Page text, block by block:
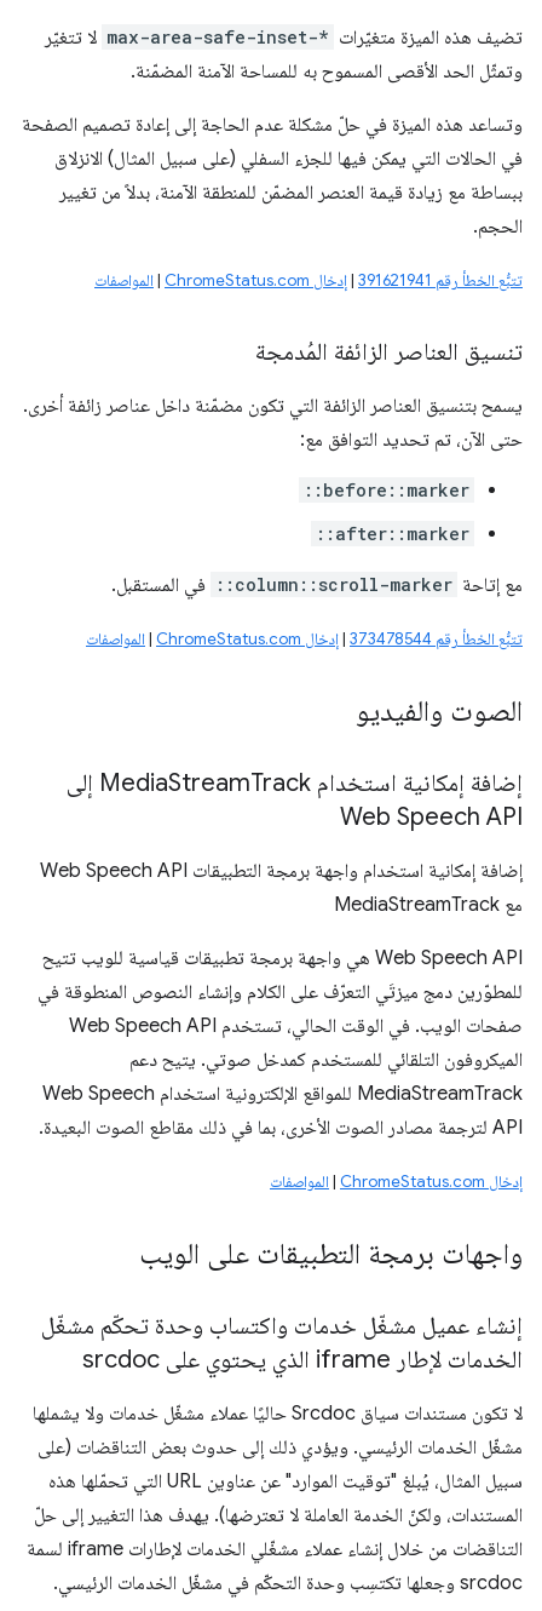
تضيف هذه الميزة متغيّرات max-area-safe-inset-* لا تتغيّر
وتمثّل الحد الأقصى المسموح به للمساحة الآمنة المضمّنة.
وتساعد هذه الميزة في حلّ مشكلة عدم الحاجة إلى إعادة تصميم الصفحة
في الحالات التي يمكن فيها للجزء السفلي (على سبيل المثال) الانزلاق
ببساطة مع زيادة قيمة العنصر المضمّن للمنطقة الآمنة، بدلاً من تغيير
الحجم.
تتبُّع الخطأ رقم 391621941 |إدخال ChromeStatus.com |المواصفات
تنسيق العناصر الزائفة المُدمجة
يسمح بتنسيق العناصر الزائفة التي تكون مضمّنة داخل عناصر زائفة أخرى.
حتى الآن، تم تحديد التوافق مع:
::before::marker
::after::marker
مع إتاحة ::column::scroll-marker في المستقبل.
تتبُّع الخطأ رقم 373478544 |إدخال ChromeStatus.com |المواصفات
الصوت والفيديو
إضافة إمكانية استخدام Media Stream
Track إلى
Web Speech API
إضافة إمكانية استخدام واجهة برمجة التطبيقات Web Speech API
مع MediaStreamTrack
‫Web Speech API هي واجهة برمجة تطبيقات قياسية للويب تتيح
للمطوّرين دمج ميزتَي التعرّف على الكلام وإنشاء النصوص المنطوقة في
صفحات الويب. في الوقت الحالي، تستخدم Web Speech API
الميكروفون التلقائي للمستخدم كمدخل صوتي. يتيح دعم
MediaStreamTrack للمواقع الإلكترونية استخدام Web Speech
API لترجمة مصادر الصوت الأخرى، بما في ذلك مقاطع الصوت البعيدة.
إدخال ChromeStatus.com |المواصفات
واجهات برمجة التطبيقات على الويب
إنشاء عميل مشغّل خدمات واكتساب وحدة تحكّم مشغّل
الخدمات لإطار iframe الذي يحتوي على srcdoc
لا تكون مستندات سياق Srcdoc حاليًا عملاء مشغّل خدمات ولا يشملها
مشغّل الخدمات الرئيسي. ويؤدي ذلك إلى حدوث بعض التناقضات (على
سبيل المثال، يُبلغ "توقيت الموارد" عن عناوين URL التي تحمّلها هذه
المستندات، ولكنّ الخدمة العاملة لا تعترضها). يهدف هذا التغيير إلى حلّ
التناقضات من خلال إنشاء عملاء مشغّلي الخدمات لإطارات iframe لسمة
srcdoc وجعلها تكتسِب وحدة التحكّم في مشغّل الخدمات الرئيسي.